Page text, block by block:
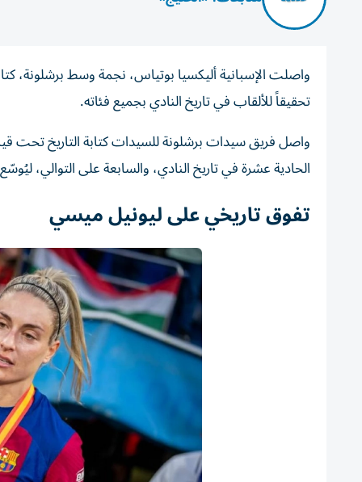
واصلت الإسبانية أليكسيا بوتياس، نجمة وسط برشلونة،
تحقيقاً للألقاب في تاريخ النادي بجميع فئاته.
واصل فريق سيدات برشلونة للسيدات كتابة التاريخ تحت
الحادية عشرة في تاريخ النادي، والسابعة على التوالي،
تفوق تاريخي على ليونيل ميسي